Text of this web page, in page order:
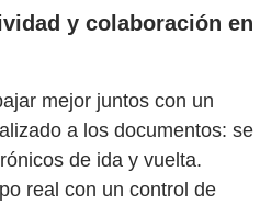
y colaboración en
mejor juntos con un
a los documentos: se
de ida y vuelta.
real con un control de